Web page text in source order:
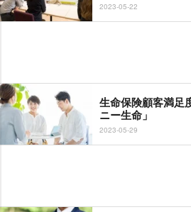
2023-05-22
生命保険顧客満
ニー生命」
2023-05-29